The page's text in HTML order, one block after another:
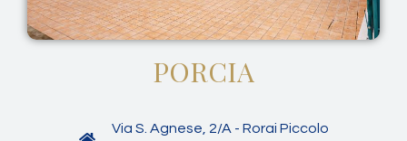
PORCIA
Via S. Agnese, 2/A - Rorai Piccolo